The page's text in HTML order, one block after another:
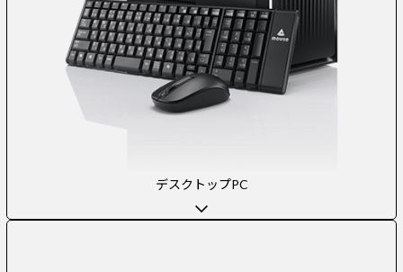
デスクトップPC